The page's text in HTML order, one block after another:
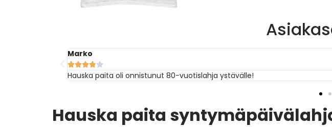
Väinö

Huumoripaita oli nappivalinta hurtin huumorin ystävälle:)
Hauska paita